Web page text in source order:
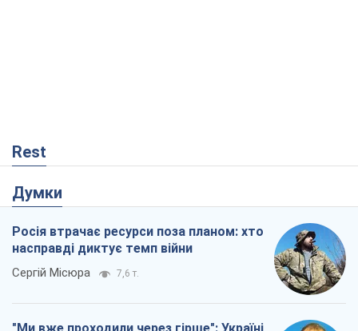
Rest
Думки
Росія втрачає ресурси поза планом: хто
насправді диктує темп війни
Сергій Місюра 7,6 т.